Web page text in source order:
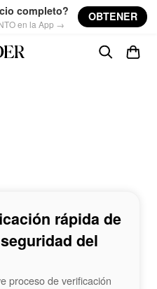
completo?
en la App →
OBTENER
rápida de
del
proceso de verificación